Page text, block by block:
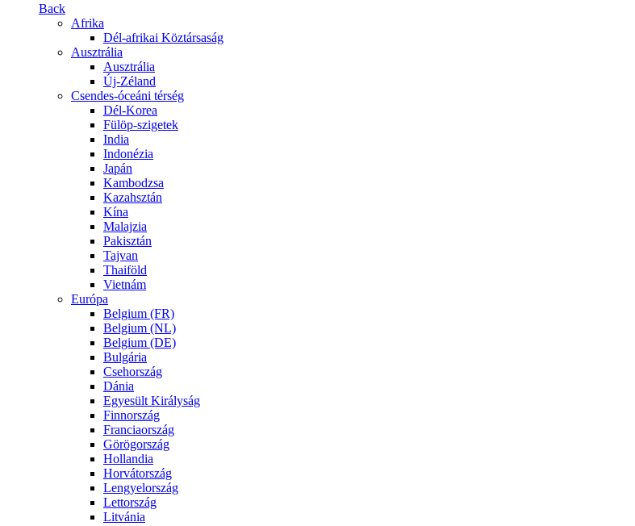
Back
Afrika
Dél-afrikai Köztársaság
Ausztrália
Ausztrália
Új-Zéland
Csendes-óceáni térség
Dél-Korea
Fülöp-szigetek
India
Indonézia
Japán
Kambodzsa
Kazahsztán
Kína
Malajzia
Pakisztán
Tajvan
Thaiföld
Vietnám
Európa
Belgium (FR)
Belgium (NL)
Belgium (DE)
Bulgária
Csehország
Dánia
Egyesült Királyság
Finnország
Franciaország
Görögország
Hollandia
Horvátország
Lengyelország
Lettország
Litvánia